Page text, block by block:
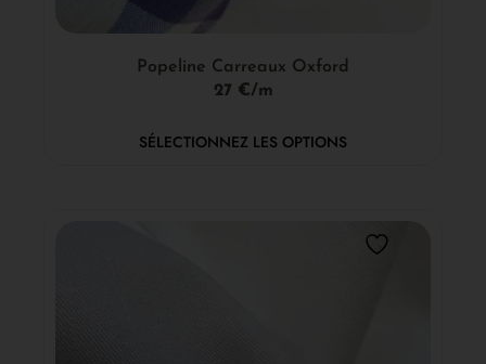
Popeline Carreaux Oxford
27 €/m
SÉLECTIONNEZ LES OPTIONS